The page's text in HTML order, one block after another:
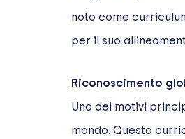
noto come
per il suo
Riconoscimento
Uno dei motivi
mondo. Questo